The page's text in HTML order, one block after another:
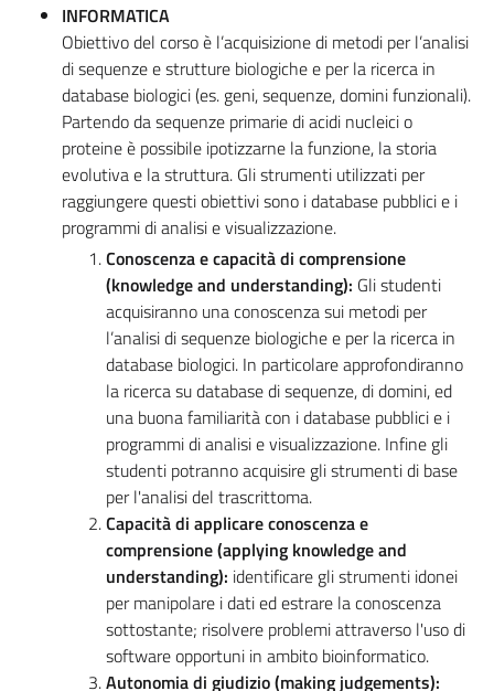
INFORMATICA
Obiettivo del corso è l’acquisizione di metodi per l’analisi
di sequenze e strutture biologiche e per la ricerca in
database biologici (es. geni, sequenze, domini funzionali).
Partendo da sequenze primarie di acidi nucleici o
proteine è possibile ipotizzarne la funzione, la storia
evolutiva e la struttura. Gli strumenti utilizzati per
raggiungere questi obiettivi sono i database pubblici e i
programmi di analisi e visualizzazione.
Conoscenza e capacità di comprensione
(knowledge and understanding): Gli studenti
acquisiranno una conoscenza sui metodi per
l’analisi di sequenze biologiche e per la ricerca in
database biologici. In particolare approfondiranno
la ricerca su database di sequenze, di domini, ed
una buona familiarità con i database pubblici e i
programmi di analisi e visualizzazione. Infine gli
studenti potranno acquisire gli strumenti di base
per l'analisi del trascrittoma.
Capacità di applicare conoscenza e
comprensione (applying knowledge and
understanding): identificare gli strumenti idonei
per manipolare i dati ed estrare la conoscenza
sottostante; risolvere problemi attraverso l'uso di
software opportuni in ambito bioinformatico.
Autonomia di giudizio (making judgements):